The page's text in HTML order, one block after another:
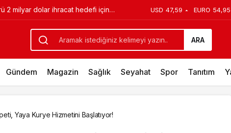
“Kulübün geleceği için ortak irade USD 47,59 EURO 54,95
ARA
Gündem Magazin Sağlık Seyahat Spor Tanıtım
Yaya Kurye Hizmetini Başlatıyor!
odağında tüm paydaşlarıyla birlikte değer yaratmaya